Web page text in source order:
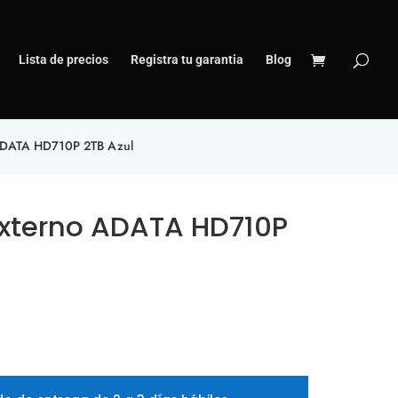
Lista de precios Registra tu garantia Blog
HD710P 2TB Azul
ADATA HD710P